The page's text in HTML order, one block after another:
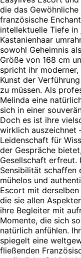
die das
französische
intellektuelle Tiefe in
Kastanienhaar
sowohl Geheimnis
Größe von 168 cm
spricht ihr
Kunst der
zu müssen. Als
Melinda eine
sich in einer
Doch es ist ihre
wirklich auszeichnet
Leidenschaft für
der Gespräche
Gesellschaft erfreut.
Sensibilität schaffen
mühelos und
Escort mit
die sie allen
ihre Begleiter mit
Momente, die sich
natürlich anfühlen.
spiegelt eine
fließenden